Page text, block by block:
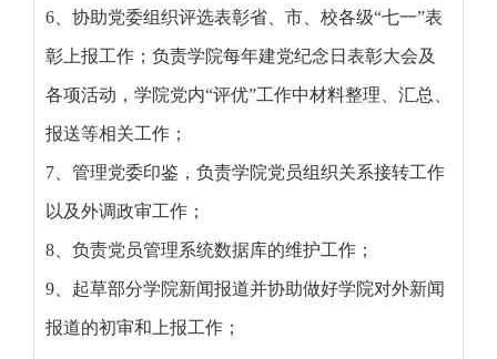
6、协助党委组织评选表彰省、市、校各级“七一”表
彰上报工作；负责学院每年建党纪念日表彰大会及
各项活动，学院党内“评优”工作中材料整理、汇总、
报送等相关工作；
7、管理党委印鉴，负责学院党员组织关系接转工作
以及外调政审工作；
8、负责党员管理系统数据库的维护工作；
9、起草部分学院新闻报道并协助做好学院对外新闻
报道的初审和上报工作；